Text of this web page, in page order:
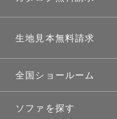
生地見本無料請求
全国ショールーム
ソファを探す